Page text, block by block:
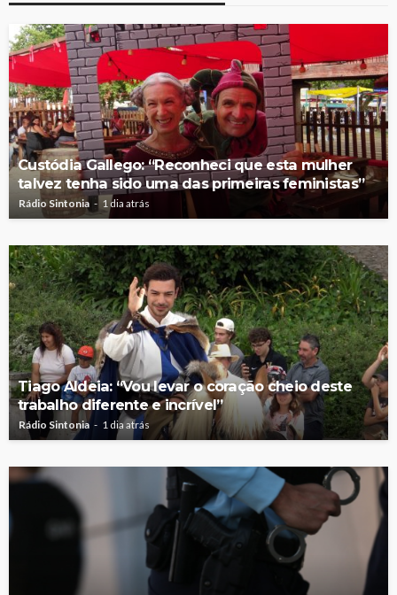
Custódia Gallego: “Reconheci que esta mulher
talvez tenha sido uma das primeiras feministas”
Rádio Sintonia 1 dia atrás
Tiago Aldeia: “Vou levar o coração cheio deste
trabalho diferente e incrível”
Rádio Sintonia 1 dia atrás